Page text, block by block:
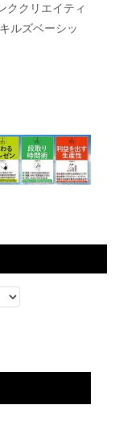
ククリエイティ
ルズベーシッ